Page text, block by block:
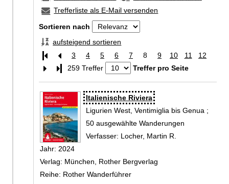
Trefferliste als E-Mail versenden
Sortieren nach
aufsteigend sortieren
3
4 5 6 7 8 9 10 11
12
Letzte Seite
259 Treffer Treffer pro Seite
Suchergebnis
Zu den Suchfiltern springen
Italienische Riviera
Ligurien West, Ventimiglia bis Genua ;
50 ausgewählte Wanderungen
Verfasser: Locher, Martin R.
Jahr: 2024
Verlag: München, Rother Bergverlag
Reihe: Rother Wanderführer